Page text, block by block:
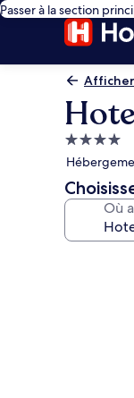
Passer à la section
4.0 étoiles
Où